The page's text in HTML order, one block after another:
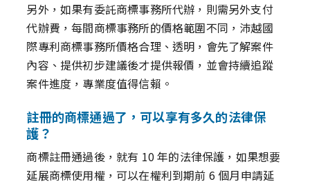
另外，如果有委託商標事務所代辦，則需另外支付
代辦費，每間商標事務所的價格範圍不同，沛越國
際專利商標事務所價格合理、透明，會先了解案件
內容、提供初步建議後才提供報價，並會持續追蹤
案件進度，專業度值得信賴。
註冊的商標通過了，可以享有多久的法律保
護？
商標註冊通過後，就有 10 年的法律保護，如果想要
延展商標使用權，可以在權利到期前 6 個月申請延